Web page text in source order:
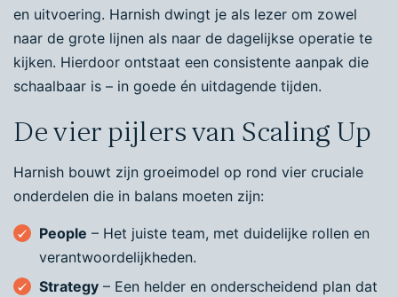
en uitvoering. Harnish dwingt je als lezer om zowel
naar de grote lijnen als naar de dagelijkse operatie te
kijken. Hierdoor ontstaat een consistente aanpak die
schaalbaar is – in goede én uitdagende tijden.
De vier pijlers van Scaling Up
Harnish bouwt zijn groeimodel op rond vier cruciale
onderdelen die in balans moeten zijn:
People – Het juiste team, met duidelijke rollen en
verantwoordelijkheden.
Strategy – Een helder en onderscheidend plan dat